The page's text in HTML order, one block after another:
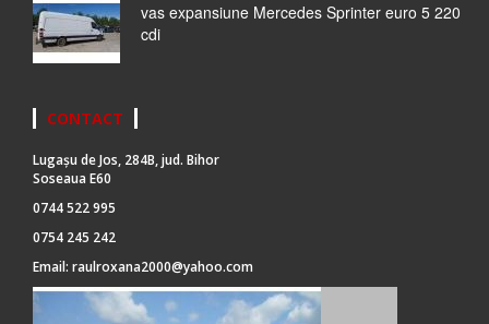
vas expansiune Mercedes Sprinter euro 5 220
cdi
CONTACT
Lugașu de Jos, 284B, jud. Bihor
Soseaua E60
0744 522 995
0754 245 242
Email: raulroxana2000@yahoo.com